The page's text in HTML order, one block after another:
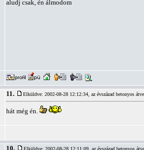
aludj csak, én álmodom
11. Elküldve: 2002-08-28 12:12:34, az évszázad betonyos
hát még én.
10. Elküldve: 2002-08-28 12:11:09, az évszázad betonyos